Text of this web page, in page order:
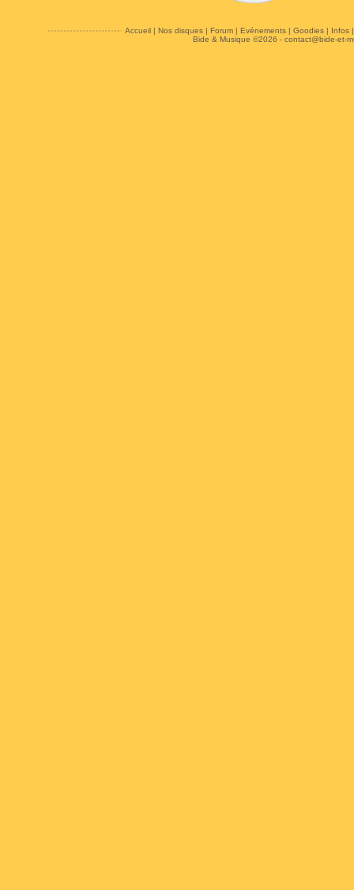
Accueil| Nos disques| Forum| Evénements| Goodies| Infos
Bide & Musique ©2026 - contact@bide-et-